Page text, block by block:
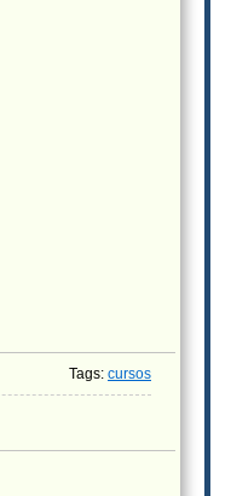
Tags: cursos